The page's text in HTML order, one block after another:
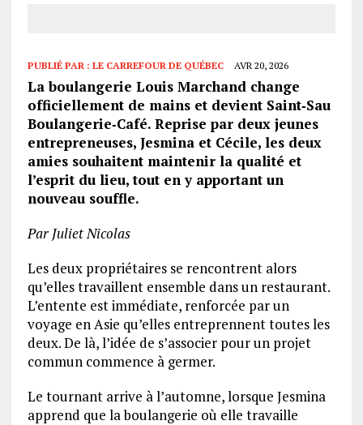
PUBLIÉ PAR : LE CARREFOUR DE QUÉBEC AVR 20, 2026
La boulangerie Louis Marchand change
officiellement de mains et devient Saint‑Sau
Boulangerie‑Café. Reprise par deux jeunes
entrepreneuses, Jesmina et Cécile, les deux
amies souhaitent maintenir la qualité et
l’esprit du lieu, tout en y apportant un
nouveau souffle.
Par Juliet Nicolas
Les deux propriétaires se rencontrent alors
qu’elles travaillent ensemble dans un restaurant.
L’entente est immédiate, renforcée par un
voyage en Asie qu’elles entreprennent toutes les
deux. De là, l’idée de s’associer pour un projet
commun commence à germer.
Le tournant arrive à l’automne, lorsque Jesmina
apprend que la boulangerie où elle travaille